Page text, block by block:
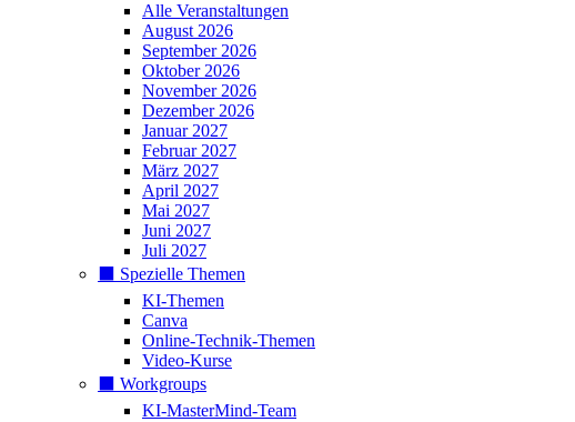
Alle Veranstaltungen
August 2026
September 2026
Oktober 2026
November 2026
Dezember 2026
Januar 2027
Februar 2027
März 2027
April 2027
Mai 2027
Juni 2027
Juli 2027
⬛️ Spezielle Themen
KI-Themen
Canva
Online-Technik-Themen
Video-Kurse
⬛️ Workgroups
KI-MasterMind-Team